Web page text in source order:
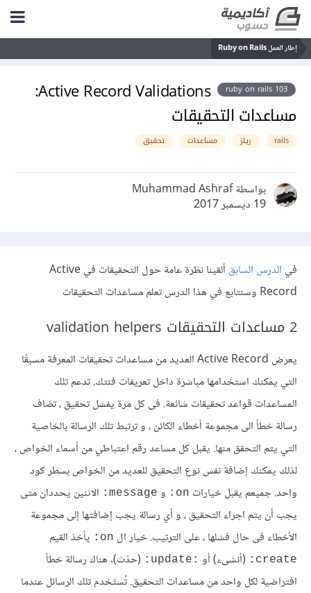
إطار العمل Ruby on Rails
ruby on rails 103
Active Record Validations:
مساعدات التحقيقات
rails ريلز مساعدات تحقيق
بواسطة Muhammad Ashraf
19 ديسمبر 2017
في الدرس السابق
ألقينا نظرة عامة حول التحقيقات في Active
Record وسنتابع في هذا الدرس تعلم مساعدات التحقيقات
2 مساعدات التحقيقات validation helpers
يعرض Active Record العديد من مساعدات تحقيقات المعرفة مسبقًا
التي يمكنك استخدامها مباشرة داخل تعريفات فئتك. تدعم تلك
المساعدات قواعد تحقيقات شائعة. فى كل مرة يفشل تحقيق ، تضاف
رسالة خطأ الى مجموعة أخطاء الكائن ، و ترتبط تلك الرسالة بالخاصية
التي يتم التحقق منها. يقبل كل مساعد رقم اعتباطي من أسماء الخواص ،
لذلك يمكنك إضافة نفس نوع التحقيق للعديد من الخواص بسطر كود
واحد. جميعم يقبل خيارات on: و message:
الاثنين يحددان متى
يجب أن يتم اجراء التحقيق ، و أي رسالة يجب إضافتها إلى مجموعة
الأخطاء فى حال فشلها ، على الترتيب. خيار ال on: يأخذ القيم
create: (أنشىء) أو :update:
(حدّث). هناك رسالة خطأ
افتراضية لكل واحد من مساعدات التحقيق. تُستَخدم تلك الرسائل عندما